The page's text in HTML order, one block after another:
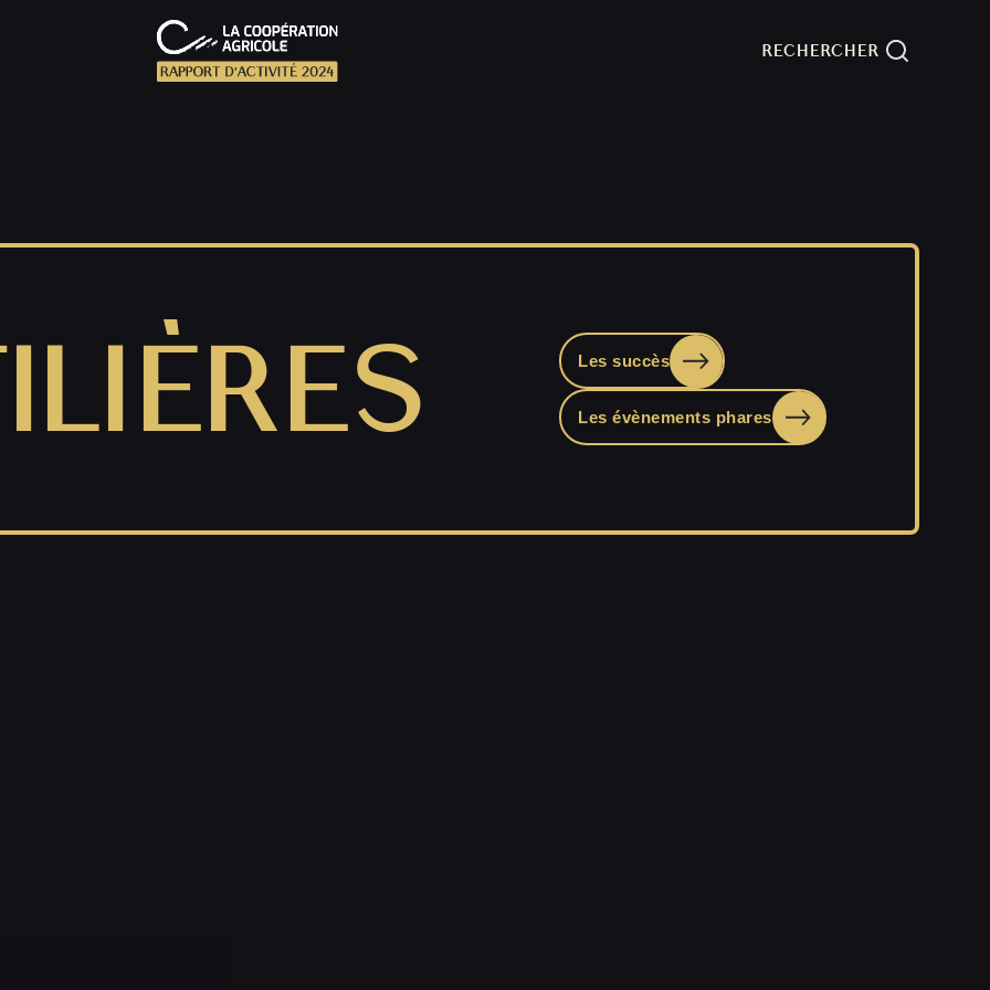
Les succès
Les évènements phares